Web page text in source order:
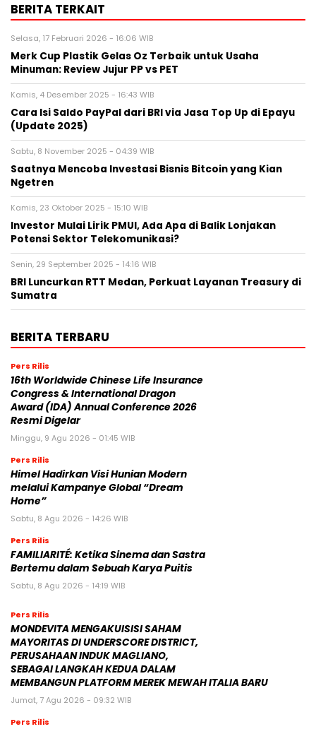
BERITA TERKAIT
Selasa, 17 Februari 2026 - 16:06 WIB
Merk Cup Plastik Gelas Oz Terbaik untuk Usaha
Minuman: Review Jujur PP vs PET
Kamis, 4 Desember 2025 - 16:43 WIB
Cara Isi Saldo PayPal dari BRI via Jasa Top Up di Epayu
(Update 2025)
Sabtu, 8 November 2025 - 04:39 WIB
Saatnya Mencoba Investasi Bisnis Bitcoin yang Kian
Ngetren
Kamis, 23 Oktober 2025 - 15:10 WIB
Investor Mulai Lirik PMUI, Ada Apa di Balik Lonjakan
Potensi Sektor Telekomunikasi?
Senin, 29 September 2025 - 14:16 WIB
BRI Luncurkan RTT Medan, Perkuat Layanan Treasury di
Sumatra
BERITA TERBARU
Pers Rilis
16th Worldwide Chinese Life Insurance
Congress & International Dragon
Award (IDA) Annual Conference 2026
Resmi Digelar
Minggu, 9 Agu 2026 - 01:45 WIB
Pers Rilis
Himel Hadirkan Visi Hunian Modern
melalui Kampanye Global “Dream
Home”
Sabtu, 8 Agu 2026 - 14:26 WIB
Pers Rilis
FAMILIARITÉ: Ketika Sinema dan Sastra
Bertemu dalam Sebuah Karya Puitis
Sabtu, 8 Agu 2026 - 14:19 WIB
Pers Rilis
MONDEVITA MENGAKUISISI SAHAM
MAYORITAS DI UNDERSCORE DISTRICT,
PERUSAHAAN INDUK MAGLIANO,
SEBAGAI LANGKAH KEDUA DALAM
MEMBANGUN PLATFORM MEREK MEWAH ITALIA BARU
Jumat, 7 Agu 2026 - 09:32 WIB
Pers Rilis